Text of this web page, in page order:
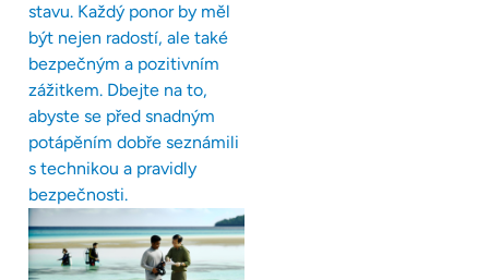
stavu. Každý ponor by měl
být nejen radostí, ale také
bezpečným a pozitivním
zážitkem. Dbejte na to,
abyste se před snadným
potápěním dobře seznámili
s technikou a pravidly
bezpečnosti.